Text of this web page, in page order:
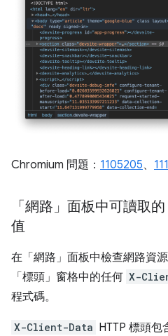
Chromium 問題： 1105205、
「網路」面板中可讀取的
值
在「網路」面板中檢查網路資
「標頭」窗格中的任何 X-
程式碼。
X-Client-Data HTTP 標頭包